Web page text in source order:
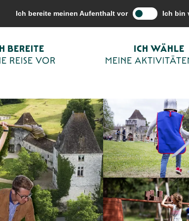
Ich bereite meinen Aufenthalt vor Ich bin
BEREITE
REISE VOR
ICH WÄHLE
MEINE
aus Freizeit- und Outdoor-Aktivitäten Bridoire, le